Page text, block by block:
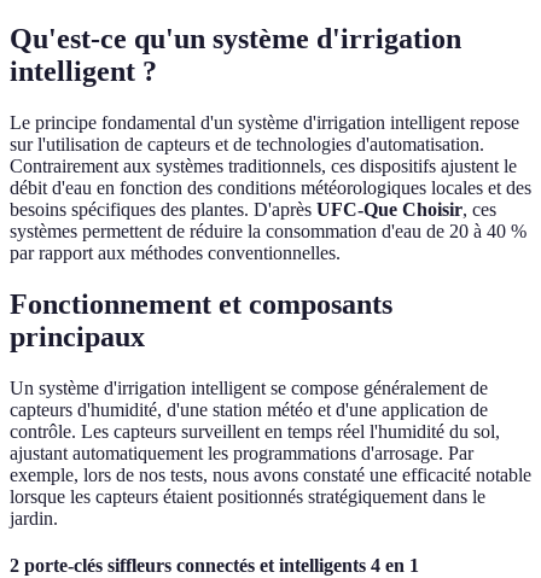
Qu'est-ce qu'un système d'irrigation
intelligent ?
Le principe fondamental d'un système d'irrigation intelligent repose
sur l'utilisation de capteurs et de technologies d'automatisation.
Contrairement aux systèmes traditionnels, ces dispositifs ajustent le
débit d'eau en fonction des conditions météorologiques locales et des
besoins spécifiques des plantes. D'après UFC-Que Choisir, ces
systèmes permettent de réduire la consommation d'eau de 20 à 40 %
par rapport aux méthodes conventionnelles.
Fonctionnement et composants
principaux
Un système d'irrigation intelligent se compose généralement de
capteurs d'humidité, d'une station météo et d'une application de
contrôle. Les capteurs surveillent en temps réel l'humidité du sol,
ajustant automatiquement les programmations d'arrosage. Par
exemple, lors de nos tests, nous avons constaté une efficacité notable
lorsque les capteurs étaient positionnés stratégiquement dans le
jardin.
2 porte-clés siffleurs connectés et intelligents 4 en 1